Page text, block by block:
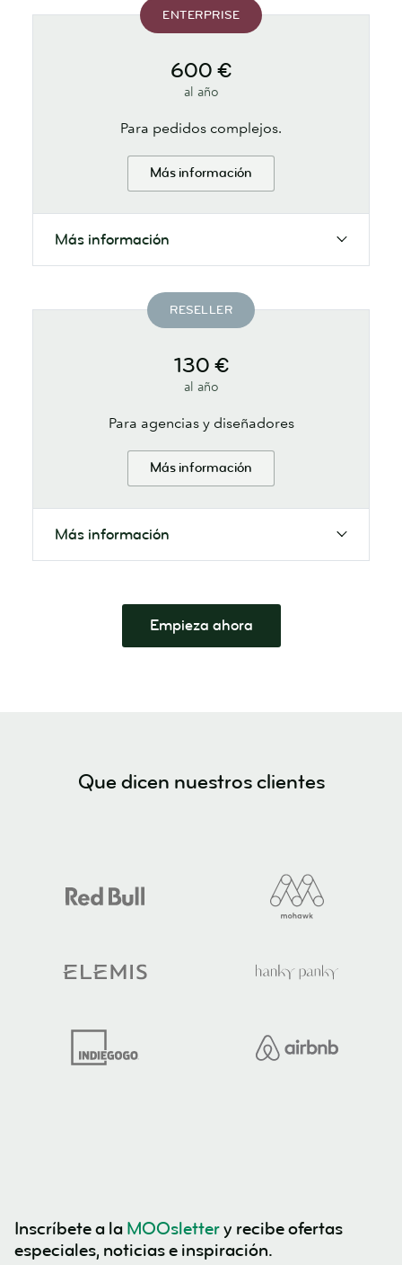
ENTERPRISE
600 €
al año
Para pedidos complejos.
Más información
Más información
RESELLER
130 €
al año
Para agencias y diseñadores
Más información
Más información
Empieza ahora
Que dicen nuestros clientes
Inscríbete a la MOOslettery recibe ofertas
especiales, noticias e inspiración.